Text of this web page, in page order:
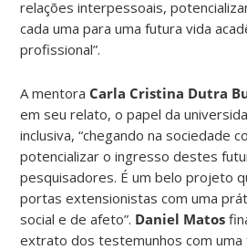
relações interpessoais,
cada uma para uma futura vida
profissional”.
A mentora Carla Cristina Dutra
em seu relato, o papel da
inclusiva, “chegando na sociedade
potencializar o ingresso destes
pesquisadores. É um belo projeto
portas extensionistas com uma
social e de afeto”. Daniel Matos
extrato dos testemunhos com uma